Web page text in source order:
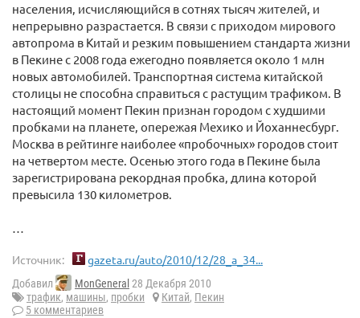
населения, исчисляющийся в сотнях тысяч жителей, и
непрерывно разрастается. В связи с приходом мирового
автопрома в Китай и резким повышением стандарта жизни
в Пекине с 2008 года ежегодно появляется около 1 млн
новых автомобилей. Транспортная система китайской
столицы не способна справиться с растущим трафиком. В
настоящий момент Пекин признан городом с худшими
пробками на планете, опережая Мехико и Йоханнесбург.
Москва в рейтинге наиболее «пробочных» городов стоит
на четвертом месте. Осенью этого года в Пекине была
зарегистрирована рекордная пробка, длина которой
превысила 130 километров.
…
Источник: gazeta.ru/auto/2010/12/28_a_34...
Добавил MonGeneral 28 Декабря 2010
трафик, машины, пробки Китай, Пекин
5 комментариев